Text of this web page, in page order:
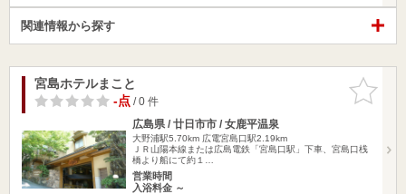
関連情報から探す
お気に入
りに追加
宮島ホテルまこと
-点/ 0 件
広島県 / 廿日市市 / 女鹿平温泉
大野浦駅5.70km 広電宮島口駅2.19km
ＪＲ山陽本線または広島電鉄「宮島口駅」下車、宮島口桟
橋より船にて約１…
営業時間
入浴料金 ～